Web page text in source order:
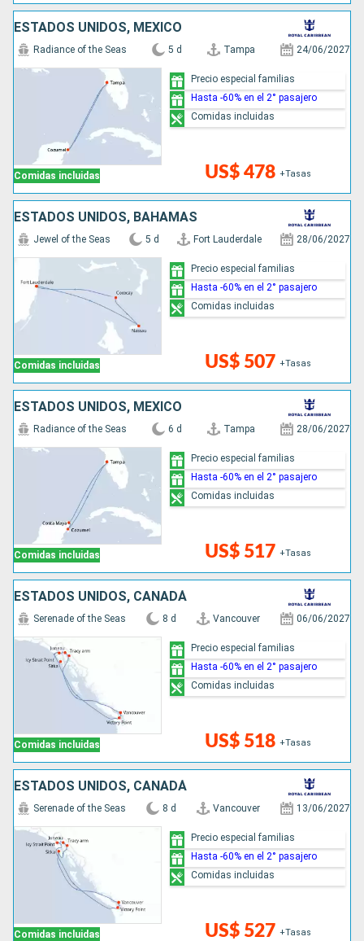
ESTADOS UNIDOS, MÉXICO
Comidas incluidas
Radiance of the Seas 5 d Tampa 24/06/2027
US$ 478 +Tasas
Precio especial familias
Hasta -60% en el 2° pasajero
Comidas incluidas
ESTADOS UNIDOS, BAHAMAS
Comidas incluidas
Jewel of the Seas 5 d Fort Lauderdale 28/06/2027
US$ 507 +Tasas
Precio especial familias
Hasta -60% en el 2° pasajero
Comidas incluidas
ESTADOS UNIDOS, MÉXICO
Comidas incluidas
Radiance of the Seas 6 d Tampa 28/06/2027
US$ 517 +Tasas
Precio especial familias
Hasta -60% en el 2° pasajero
Comidas incluidas
ESTADOS UNIDOS, CANADÁ
Comidas incluidas
Serenade of the Seas 8 d Vancouver 06/06/2027
US$ 518 +Tasas
Precio especial familias
Hasta -60% en el 2° pasajero
Comidas incluidas
ESTADOS UNIDOS, CANADÁ
Comidas incluidas
Serenade of the Seas 8 d Vancouver 13/06/2027
US$ 527 +Tasas
Precio especial familias
Hasta -60% en el 2° pasajero
Comidas incluidas